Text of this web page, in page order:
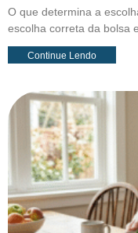
O que determina a
escolha correta da bolsa
Continue Lendo